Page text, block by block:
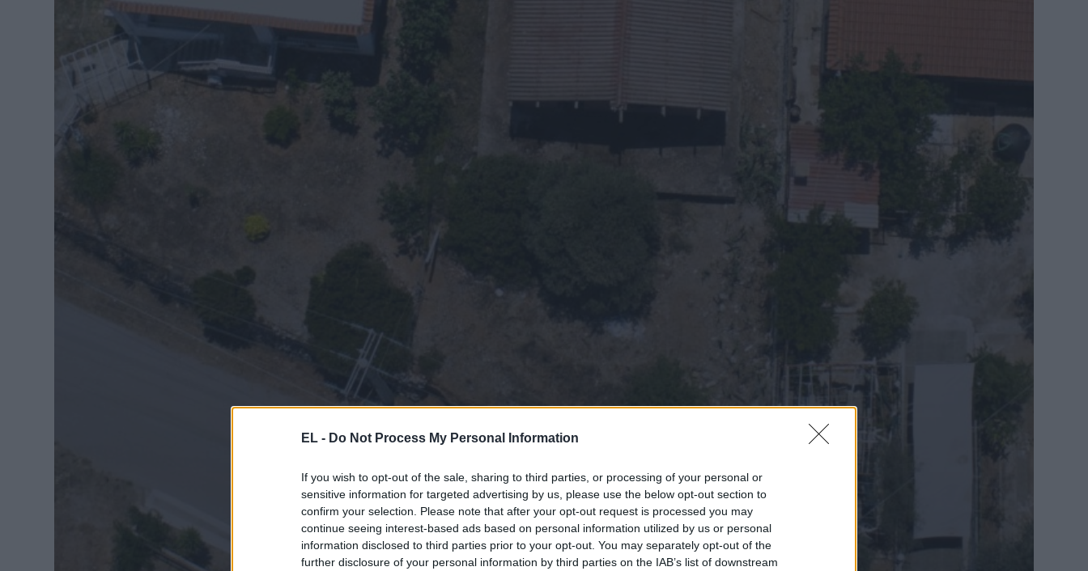
EL - Do Not Process My Personal Information
If you wish to opt-out of the sale, sharing to third parties, or processing of your personal or
sensitive information for targeted advertising by us, please use the below opt-out section to
confirm your selection. Please note that after your opt-out request is processed you may
continue seeing interest-based ads based on personal information utilized by us or personal
information disclosed to third parties prior to your opt-out. You may separately opt-out of the
further disclosure of your personal information by third parties on the IAB’s list of downstream